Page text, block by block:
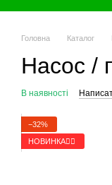
Головна Каталог
Насос /
В наявності
−32%
НОВИНКА🚴‍♂️